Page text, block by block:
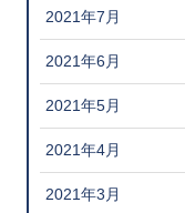
2021年7月
2021年6月
2021年5月
2021年4月
2021年3月